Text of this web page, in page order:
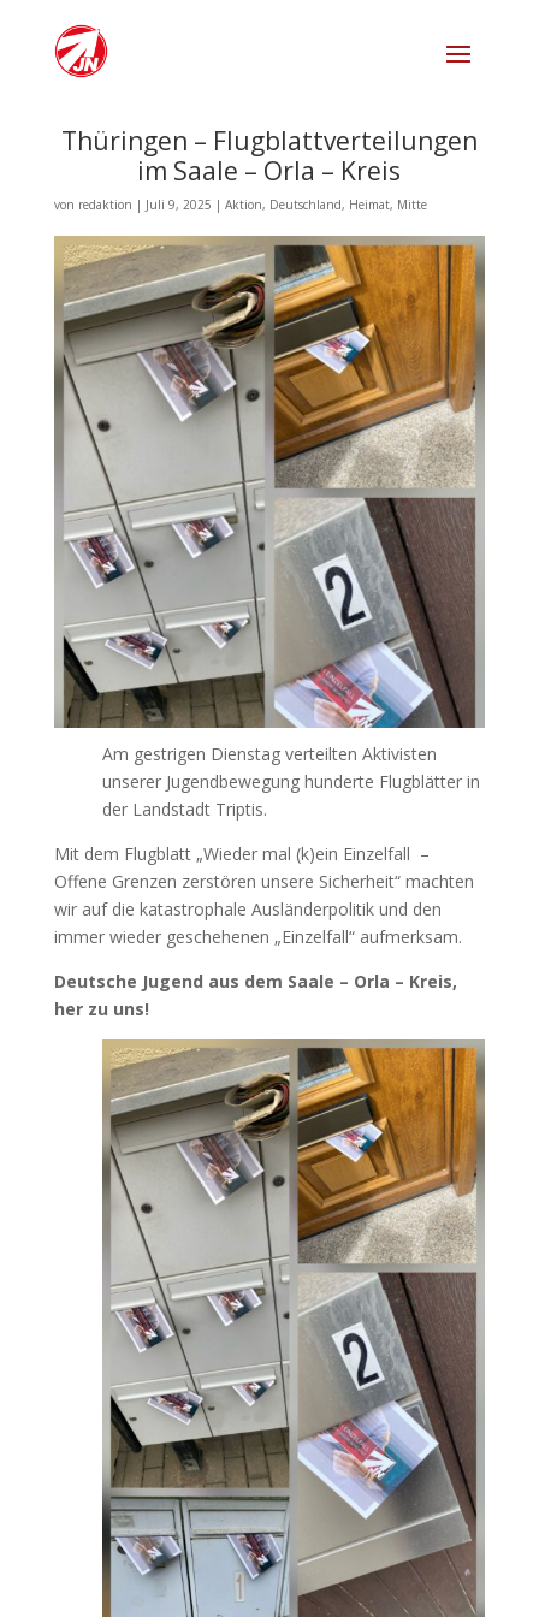
Thüringen – Flugblattverteilungen
im Saale – Orla – Kreis
von redaktion | Juli 9, 2025 | Aktion, Deutschland, Heimat, Mitte
Am gestrigen Dienstag verteilten Aktivisten
unserer Jugendbewegung hunderte Flugblätter in
der Landstadt Triptis.
Mit dem Flugblatt „Wieder mal (k)ein Einzelfall –
Offene Grenzen zerstören unsere Sicherheit“ machten
wir auf die katastrophale Ausländerpolitik und den
immer wieder geschehenen „Einzelfall“ aufmerksam.
Deutsche Jugend aus dem Saale – Orla – Kreis,
her zu uns!